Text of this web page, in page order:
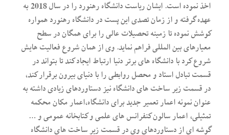
اخذ نموده است. ایشان ریاست دانشگاه رهنورد را در سال 2018 به
عهده گرفته و از زمان تصدی این پست در دانشگاه رهنورد همواره
کوشش نموده تا زمینه تحصیلات عالی را برای همگان در سطح
معیارهای بین المللی فراهم نماید. وی از همان شروع فعالیت هایش
شروع کرد با دانشگاه های برتر دنیا ارتباط ایجاد کند تا بتواند در
قسمت تبادل استاد و محصل روابطی را با دنیای بیرون برقرار کند،
در قسمت زیر ساخت های دانشگاه نیز دستاوردهای زیادی داشته به
عنوان نمونه اعمار تعمیر جدید برای دانشگاه،اعمار مکان محکمه
تمثیلی، اعمار سالون کنفرانس های علمی و کتابخانه عمومی و …
گوشه ای از دستاوردهای وی در قسمت زیر ساخت های دانشگاه